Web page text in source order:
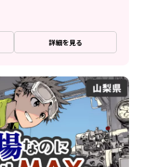
詳細を見る